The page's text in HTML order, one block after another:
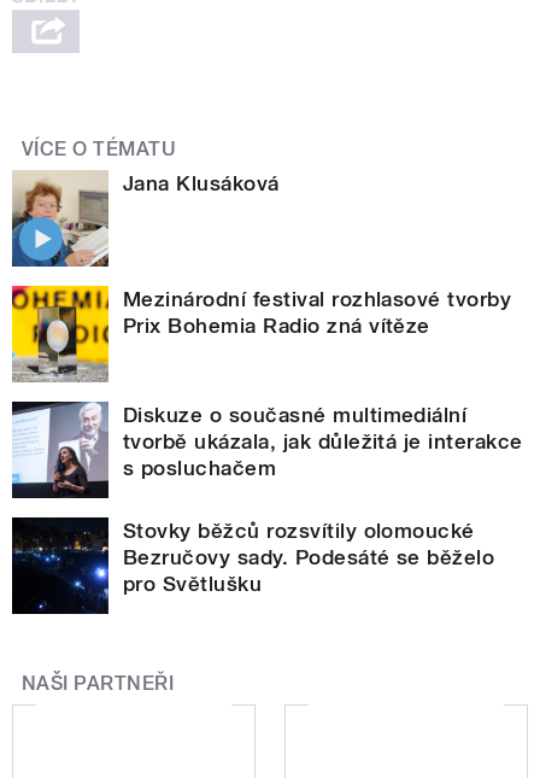
VÍCE O TÉMATU
Jana Klusáková
Mezinárodní festival rozhlasové tvorby
Prix Bohemia Radio zná vítěze
Diskuze o současné multimediální
tvorbě ukázala, jak důležitá je interakce
s posluchačem
Stovky běžců rozsvítily olomoucké
Bezručovy sady. Podesáté se běželo
pro Světlušku
NAŠI PARTNEŘI